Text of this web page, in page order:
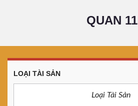
QUAN 11
LOẠI TÀI SẢN
Loại Tài Sản